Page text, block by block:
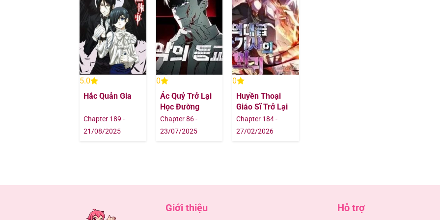
Chapter 355
Chapter 354
Chapter 353
Chapter 352
Chapter 351
5.0
Hắc Quản Gia
Chapter 189 -
21/08/2025
0
Ác Quỷ Trở Lại
Học Đường
Chapter 86 -
23/07/2025
0
Huyền Thoại
Giáo Sĩ Trở Lại
Chapter 184 -
27/02/2026
Giới thiệu Hỗ trợ